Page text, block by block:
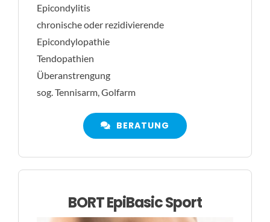
Epicondylitis
chronische oder rezidivierende
Epicondylopathie
Tendopathien
Überanstrengung
sog. Tennisarm, Golfarm
BERATUNG
BORT EpiBasic Sport